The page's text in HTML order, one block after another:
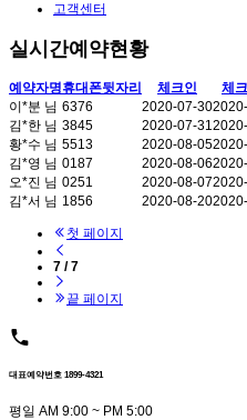
고객센터
실시간예약현황
예약자명휴대폰뒷자리 체크인
체
이*분 님 6376 2020-07-30
김*한 님 3845 2020-07-31
황*수 님 5513 2020-08-05
김*영 님 0187 2020-08-06
오*진 님 0251 2020-08-07
김*서 님 1856 2020-08-20
첫 페이지
7 / 7
끝 페이지
대표예약번호 1899-4321
평일 AM 9:00 ~ PM 5:00